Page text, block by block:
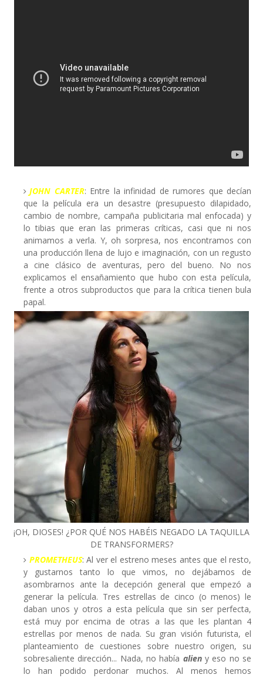
JOHN CARTER: Entre la infinidad de rumores que decían
que la película era un desastre (presupuesto dilapidado,
cambio de nombre, campaña publicitaria mal enfocada) y
lo tibias que eran las primeras críticas, casi que ni nos
animamos a verla. Y, oh sorpresa, nos encontramos con
una producción llena de lujo e imaginación, con un regusto
a cine clásico de aventuras, pero del bueno. No nos
explicamos el ensañamiento que hubo con esta película,
frente a otros subproductos que para la crítica tienen bula
papal.
¡OH, DIOSES! ¿POR QUÉ NOS HABÉIS NEGADO LA TAQUILLA
DE TRANSFORMERS?
PROMETHEUS: Al ver el estreno meses antes que el resto,
y gustarnos tanto lo que vimos, no dejábamos de
asombrarnos ante la decepción general que empezó a
generar la película. Tres estrellas de cinco (o menos) le
daban unos y otros a esta película que sin ser perfecta,
está muy por encima de otras a las que les plantan 4
estrellas por menos de nada. Su gran visión futurista, el
planteamiento de cuestiones sobre nuestro origen, su
sobresaliente dirección... Nada, no había alien y eso no se
lo han podido perdonar muchos. Al menos hemos